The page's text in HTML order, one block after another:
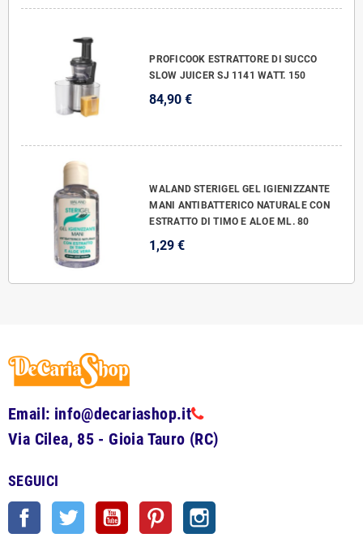
PROFICOOK ESTRATTORE DI SUCCO
SLOW JUICER SJ 1141 WATT. 150
84,90 €
WALAND STERIGEL GEL IGIENIZZANTE
MANI ANTIBATTERICO NATURALE CON
ESTRATTO DI TIMO E ALOE ML. 80
1,29 €
Email: info@decariashop.it
Via Cilea, 85 - Gioia Tauro (RC)
SEGUICI
Facebook Twitter YouTube Pinterest